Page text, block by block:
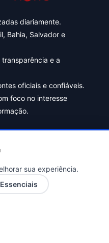
diariamente.
Bahia, Salvador e
e a
oficiais e confiáveis.
foco no interesse
sua experiência.
Essenciais